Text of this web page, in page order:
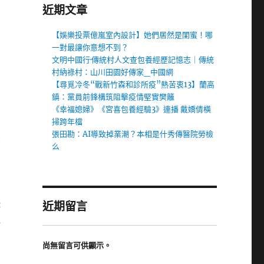
近期文章
【娛樂投票億嵐室內設計】她們居然是閨蜜！哪
一對最讓你意想不到？
文明中國行·傳統村人文查包養經歷記憶志｜傳統
村納祿村：山川田園好傳家_中國網
【尋覓冷冬“戰新竹森和診所疫”熱苦衷13】蘭高
鎮：黨員前鋒構筑阻擊疫情堅實樊籬
《幸福媳婦》《宮喜包養經驗3》連播 戴嬌倩橫
掃跨年檔
張田勘：AI導致掉業潮？本相是什秀傳醫院勞檢
么
近期留言
尚無留言可供顯示。